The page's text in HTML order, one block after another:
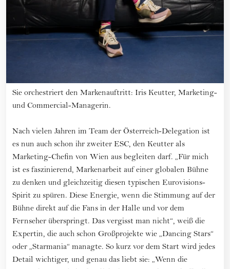
Sie orchestriert den Markenauftritt: Iris Keutter, Marketing-
und Commercial-Managerin.
Nach vielen Jahren im Team der Österreich-Delegation ist
es nun auch schon ihr zweiter ESC, den Keutter als
Marketing-Chefin von Wien aus begleiten darf. „Für mich
ist es faszinierend, Markenarbeit auf einer globalen Bühne
zu denken und gleichzeitig diesen typischen Eurovisions-
Spirit zu spüren. Diese Energie, wenn die Stimmung auf der
Bühne direkt auf die Fans in der Halle und vor dem
Fernseher überspringt. Das vergisst man nicht“, weiß die
Expertin, die auch schon Großprojekte wie „Dancing Stars“
oder „Starmania“ managte. So kurz vor dem Start wird jedes
Detail wichtiger, und genau das liebt sie: „Wenn die